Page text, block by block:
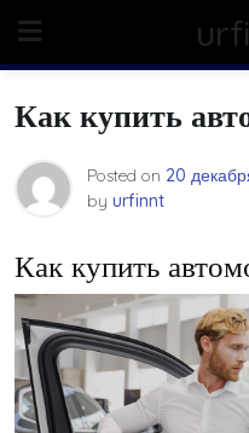
content
Как купить
Posted on 20
by urfinnt
Как купить